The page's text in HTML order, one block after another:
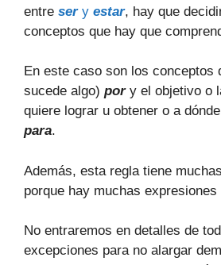
entre sery estar, hay que
conceptos que hay que
En este caso son los conceptos
sucede algo) pory el objetivo o
quiere lograr u obtener o a
para.
Además, esta regla tiene
porque hay muchas
No entraremos en detalles de
excepciones para no alargar